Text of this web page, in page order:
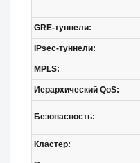
GRE-туннели:
IPsec-туннели:
MPLS:
Иерархический QoS:
Безопасность:
Кластер: